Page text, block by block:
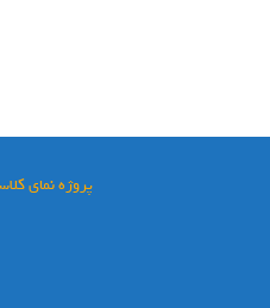
پروژه نمای